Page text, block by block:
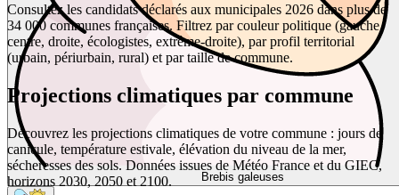
Brebis galeuses
Consultez les candidats déclarés aux municipales 2026 dans plus de
34 000 communes françaises. Filtrez par couleur politique (gauche,
centre, droite, écologistes, extrême-droite), par profil territorial
(urbain, périurbain, rural) et par taille de commune.
Projections climatiques par commune
Découvrez les projections climatiques de votre commune : jours de
canicule, température estivale, élévation du niveau de la mer,
sécheresses des sols. Données issues de Météo France et du GIEC,
horizons 2030, 2050 et 2100.